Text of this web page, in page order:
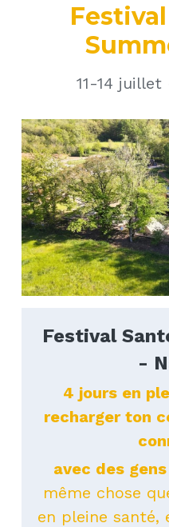
11-14 juillet
Festival
-
4 jours en
recharger ton
avec des gens
même chose
en pleine santé,